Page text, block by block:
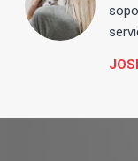
JOSE